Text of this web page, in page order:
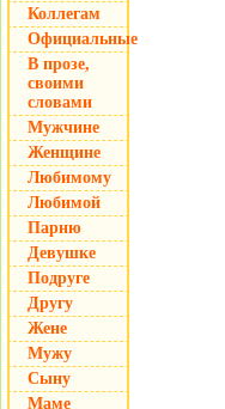
Коллегам
Официальные
В прозе,
своими
словами
Мужчине
Женщине
Любимому
Любимой
Парню
Девушке
Подруге
Другу
Жене
Мужу
Сыну
Маме